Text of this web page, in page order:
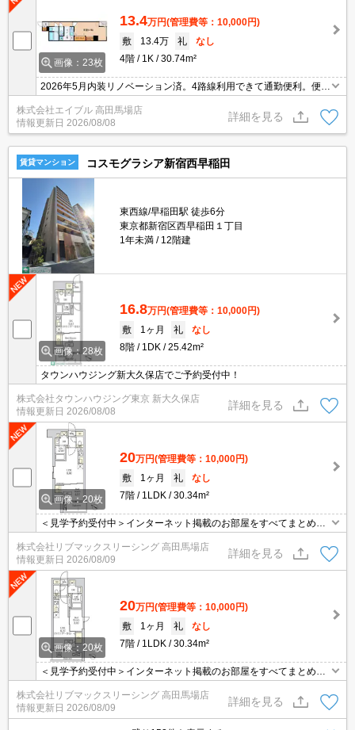
画像：23枚
13.4万円(管理費等：10,000円)
敷
13.4万 礼
なし
4階
1K 30.74m²
2026年5月内装リノベーション済。4路線利用できて通勤便利。便利
な宅配BOX。管理人日勤。TVモニター付インターホン。温水洗浄便
座付き。シャワー付独立洗面台。リモートワーク・在宅勤務におす
すめ。
株式会社エイブル 高田馬場店
情報更新日 2026/08/08
詳細を見る
賃貸マンション コスモグラシア新宿西早稲田
東西線/早稲田駅 徒歩6分
東京都新宿区西早稲田１丁目
1年未満
12階建
画像：28枚
16.8万円(管理費等：10,000円)
敷
1ヶ月 礼
なし
8階
1DK 25.42m²
タウンハウジング新大久保店でご予約受付中！
株式会社タウンハウジング東京 新大久保店
情報更新日 2026/08/08
詳細を見る
画像：20枚
20万円(管理費等：10,000円)
敷
1ヶ月 礼
なし
7階
1LDK 30.34m²
＜見学予約受付中＞インターネット掲載のお部屋をすべてまとめて
ご紹介可能！ 初期費用クレジット決済可！問合せ当日でもご予約可
能！他社掲載物件もまとめてご紹介可能です。オンライン案内可。
写真・動画送付、WEB契約等来店不要でご契約可能。セキュリティ
充実で安心！お気軽にご相談くださいませ。
株式会社リブマックスリーシング 高田馬場店
情報更新日 2026/08/09
詳細を見る
画像：20枚
20万円(管理費等：10,000円)
敷
1ヶ月 礼
なし
7階
1LDK 30.34m²
＜見学予約受付中＞インターネット掲載のお部屋をすべてまとめて
ご紹介可能！ 初期費用クレジット決済可！問合せ当日でもご予約可
能！他社掲載物件もまとめてご紹介可能です。オンライン案内可。
写真・動画送付、WEB契約等来店不要でご契約可能。セキュリティ
充実で安心！お気軽にご相談くださいませ。
株式会社リブマックスリーシング 高田馬場店
情報更新日 2026/08/09
詳細を見る